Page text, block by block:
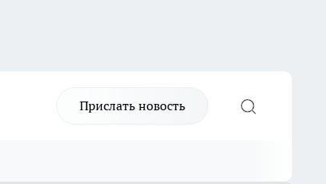
Прислать новость